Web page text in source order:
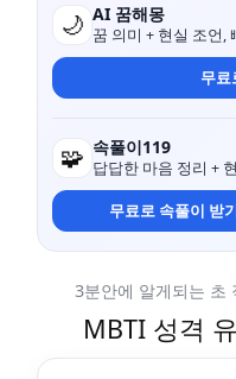
🌙 AI 꿈해몽
꿈 의미 + 현실 조언,
무료
🧩 속풀이119
답답한 마음 정리 +
무료로 속풀이 받
3분안에 알게되는 초
MBTI 성격